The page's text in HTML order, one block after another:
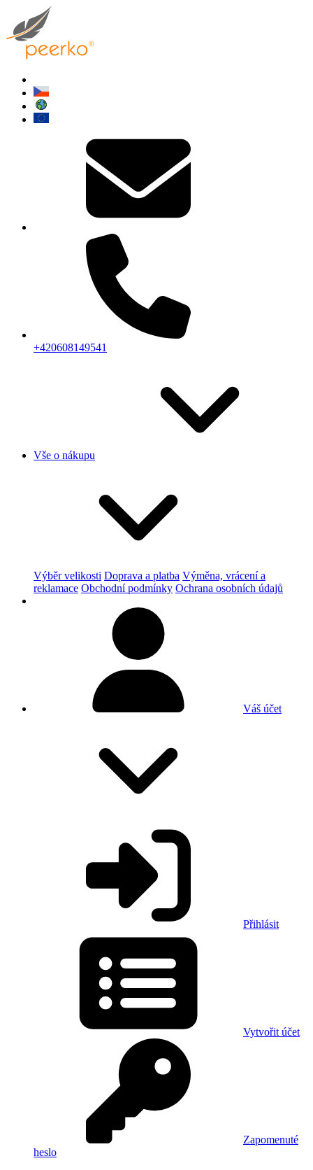
+420608149541
Vše o nákupu
Výběr velikosti Doprava a platba Výměna, vrácení a
reklamace Obchodní podmínky Ochrana osobních údajů
Váš účet
Přihlásit
Vytvořit účet
Zapomenuté
heslo